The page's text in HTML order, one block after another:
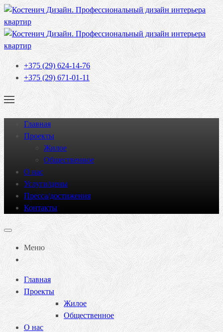
+375 (29) 624-14-76
+375 (29) 671-01-11
Главная
Проекты
Жилое
Общественное
О нас
Услуги/цены
Пресса/достижения
Контакты
Меню
Главная
Проекты
Жилое
Общественное
О нас